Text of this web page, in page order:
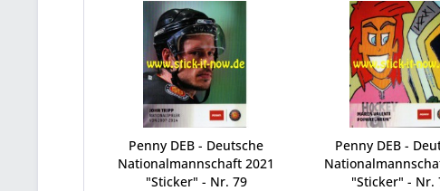
Penny DEB - Deutsche
Nationalmannschaft 2021
"Sticker" - Nr. 79
Penny DEB -
"Sticker" - Nr.